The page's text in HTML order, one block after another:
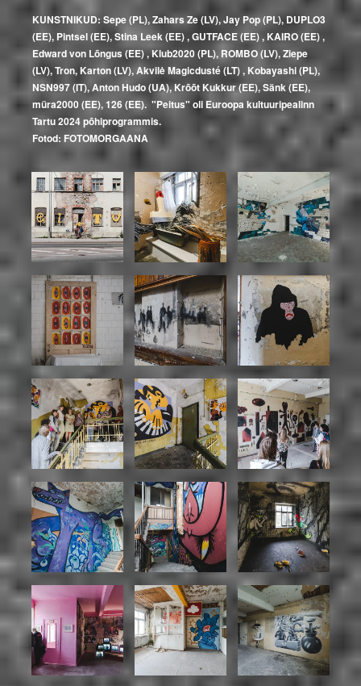
KUNSTNIKUD: Sepe (PL), Zahars Ze (LV), Jay Pop (PL), DUPLO3
(EE), Pintsel (EE), Stina Leek (EE) , GUTFACE (EE) , KAIRO (EE) ,
Edward von Lõngus (EE) , Klub2020 (PL), ROMBO (LV), Ziepe
(LV), Tron, Karton (LV), Akvilė Magicdusté (LT) , Kobayashi (PL),
NSN997 (IT), Anton Hudo (UA), Krõõt Kukkur (EE), Sänk (EE),
müra2000 (EE), 126 (EE). "Peitus" oli Euroopa kultuuripealinn
Tartu 2024 põhiprogrammis.
Fotod: FOTOMORGAANA